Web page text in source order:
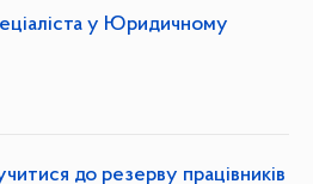
у Юридичному
до резерву працівників